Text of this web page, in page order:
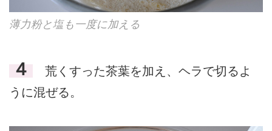
薄力粉と塩も一度に加える
４
荒くすった茶葉を加え、ヘラで切るよ
うに混ぜる。